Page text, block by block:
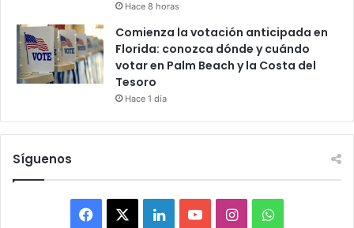
Hace 8 horas
Comienza la votación anticipada en
Florida: conozca dónde y cuándo
votar en Palm Beach y la Costa del
Tesoro
Hace 1 día
Síguenos
L I W